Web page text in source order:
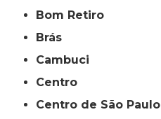
Bom Retiro
Brás
Cambuci
Centro
Centro de São Paulo